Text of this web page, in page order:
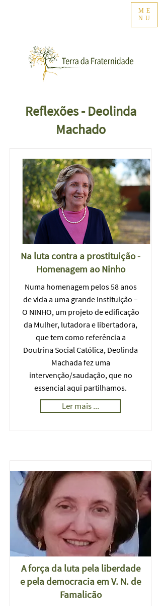
ME
NU
Reflexões - Deolinda
Machado
Na luta contra a prostituição -
Homenagem ao Ninho
Numa homenagem pelos 58 anos
de vida a uma grande Instituição –
O NINHO, um projeto de edificação
da Mulher, lutadora e libertadora,
que tem como referência a
Doutrina Social Católica, Deolinda
Machada fez uma
intervenção/saudação, que no
essencial aqui partilhamos.
Ler mais ...
A força da luta pela liberdade
e pela democracia em V. N. de
Famalicão